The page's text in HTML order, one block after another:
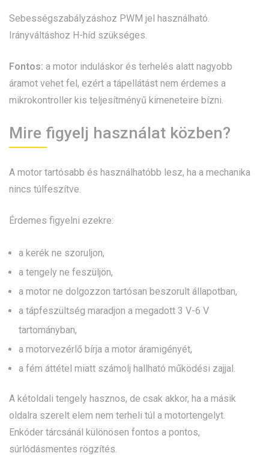
Sebességszabályzáshoz PWM jel használható.
Irányváltáshoz H-híd szükséges.
Fontos: a motor induláskor és terhelés alatt nagyobb
áramot vehet fel, ezért a tápellátást nem érdemes a
mikrokontroller kis teljesítményű kimeneteire bízni.
Mire figyelj használat közben?
A motor tartósabb és használhatóbb lesz, ha a mechanika
nincs túlfeszítve.
Érdemes figyelni ezekre:
a kerék ne szoruljon,
a tengely ne feszüljön,
a motor ne dolgozzon tartósan beszorult állapotban,
a tápfeszültség maradjon a megadott 3 V-6 V
tartományban,
a motorvezérlő bírja a motor áramigényét,
a fém áttétel miatt számolj hallható működési zajjal.
A kétoldali tengely hasznos, de csak akkor, ha a másik
oldalra szerelt elem nem terheli túl a motortengelyt.
Enkóder tárcsánál különösen fontos a pontos,
súrlódásmentes rögzítés.